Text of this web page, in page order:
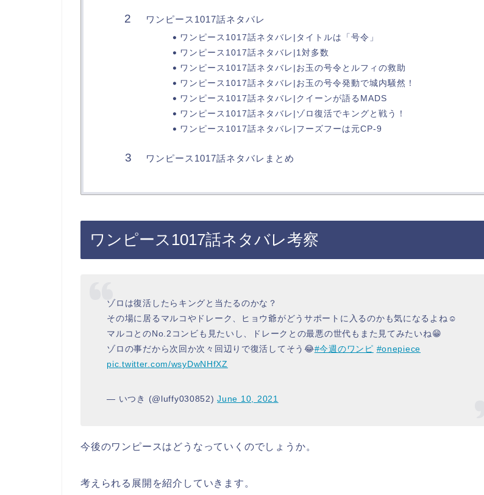
ワンピース1017話ネタバレ
ワンピース1017話ネタバレ|タイトルは「号令」
ワンピース1017話ネタバレ|1対多数
ワンピース1017話ネタバレ|お玉の号令とルフィの救助
ワンピース1017話ネタバレ|お玉の号令発動で城内騒然！
ワンピース1017話ネタバレ|クイーンが語るMADS
ワンピース1017話ネタバレ|ゾロ復活でキングと戦う！
ワンピース1017話ネタバレ|フーズフーは元CP-9
ワンピース1017話ネタバレまとめ
ワンピース1017話ネタバレ考察
ゾロは復活したらキングと当たるのかな？
その場に居るマルコやドレーク、ヒョウ爺がどうサポートに入るのかも気になるよね☺️
マルコとのNo.2コンビも見たいし、ドレークとの最悪の世代もまた見てみたいね😁
ゾロの事だから次回か次々回辺りで復活してそう😂#今週のワンピ #onepiece
pic.twitter.com/wsyDwNHfXZ
— いつき (@luffy030852)June 10, 2021
今後のワンピースはどうなっていくのでしょうか。
考えられる展開を紹介していきます。